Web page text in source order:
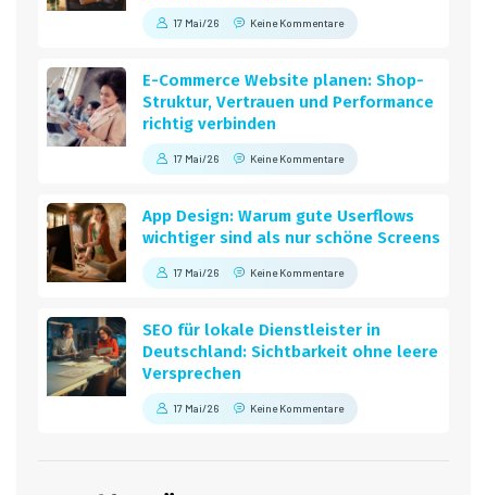
17 Mai/26 Keine Kommentare
E-Commerce Website planen: Shop-
Struktur, Vertrauen und Performance
richtig verbinden
17 Mai/26 Keine Kommentare
App Design: Warum gute Userflows
wichtiger sind als nur schöne Screens
17 Mai/26 Keine Kommentare
SEO für lokale Dienstleister in
Deutschland: Sichtbarkeit ohne leere
Versprechen
17 Mai/26 Keine Kommentare